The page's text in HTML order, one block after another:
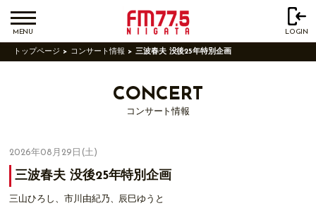
MENU LOGIN
トップページ コンサート情報 三波春夫 没後25年特別企画
CONCERT
コンサート情報
2026年08月29日(土)
三波春夫 没後25年特別企画
三山ひろし、市川由紀乃、辰巳ゆうと